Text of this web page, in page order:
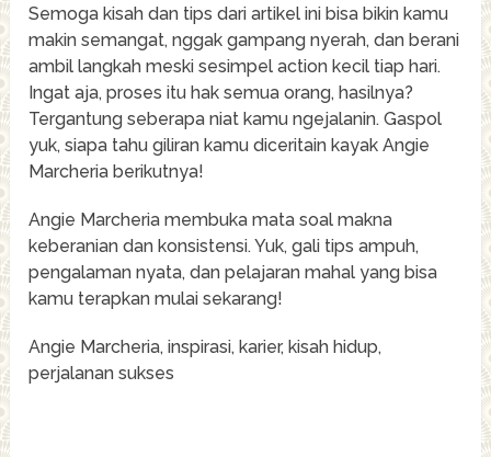
Semoga kisah dan tips dari artikel ini bisa bikin kamu
makin semangat, nggak gampang nyerah, dan berani
ambil langkah meski sesimpel action kecil tiap hari.
Ingat aja, proses itu hak semua orang, hasilnya?
Tergantung seberapa niat kamu ngejalanin. Gaspol
yuk, siapa tahu giliran kamu diceritain kayak Angie
Marcheria berikutnya!
Angie Marcheria membuka mata soal makna
keberanian dan konsistensi. Yuk, gali tips ampuh,
pengalaman nyata, dan pelajaran mahal yang bisa
kamu terapkan mulai sekarang!
Angie Marcheria, inspirasi, karier, kisah hidup,
perjalanan sukses